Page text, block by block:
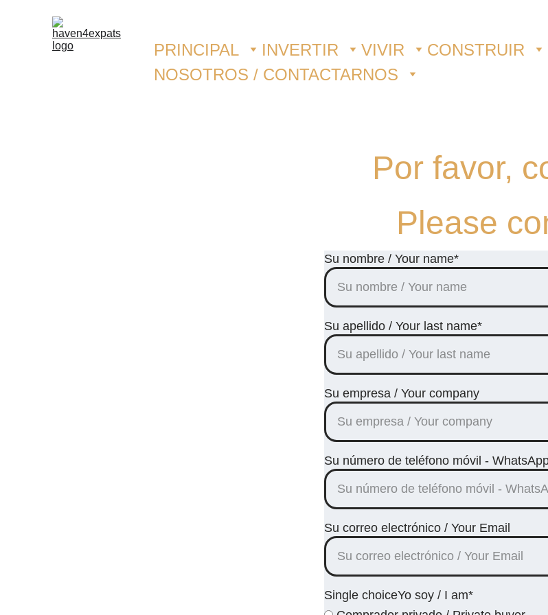
PRINCIPAL INVERTIR VIVIR CONSTRUIR
NOSOTROS / CONTACTARNOS
Por favor,
Please
Su nombre / Your name*
Su apellido / Your last name*
Su empresa / Your company
Su número de teléfono móvil -
Su correo electrónico / Your Email
Single choiceYo soy / I am*